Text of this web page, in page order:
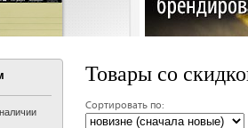
Товары со
Сортировать по: